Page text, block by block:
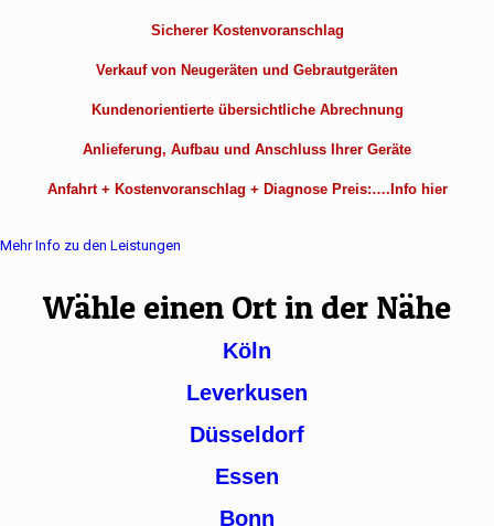
Sicherer Kostenvoranschlag
Verkauf von Neugeräten und Gebrautgeräten
Kundenorientierte übersichtliche Abrechnung
Anlieferung, Aufbau und Anschluss Ihrer Geräte
Anfahrt + Kostenvoranschlag + Diagnose Preis:….Info hier
Mehr Info zu den Leistungen
Wähle einen Ort in der Nähe
Köln
Leverkusen
Düsseldorf
Essen
Bonn